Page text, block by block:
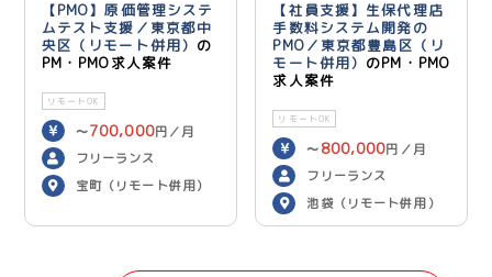
【PMO】原価管理システ
ムテスト支援／東京都中
央区（リモート併用） の
PM・PMO求人案件
リモートOK
〜700,000円／月
フリーランス
宝町（リモート併用）
【社員支援】生保代理店
手数料システム開発の
PMO／東京都豊島区（リ
モート併用） のPM・PMO
求人案件
リモートOK
〜 800,000円／月
フリーランス
池袋（リモート併用）